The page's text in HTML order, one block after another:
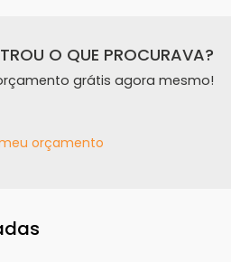
O QUE PROCURAVA?
grátis agora mesmo!
orçamento